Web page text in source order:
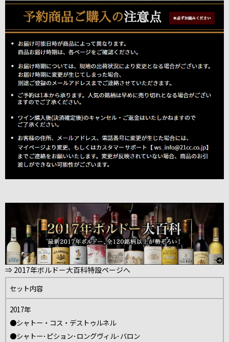
⇒ 2017年ボルドー大百科特設ページへ
セット内容
2017年
●シャトー・コス・デストゥルネル
●シャトー･ピション･ロングヴィル･バロン